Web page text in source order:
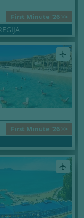
First Minute '26 >>
airplanemode_active
First Minute '26 >>
airplanemode_active